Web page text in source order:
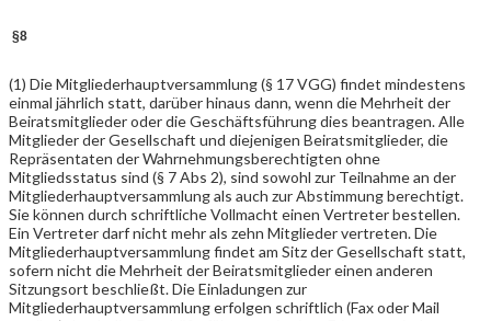
§8
(1) Die Mitgliederhauptversammlung (§ 17 VGG) findet mindestens
einmal jährlich statt, darüber hinaus dann, wenn die Mehrheit der
Beiratsmitglieder oder die Geschäftsführung dies beantragen. Alle
Mitglieder der Gesellschaft und diejenigen Beiratsmitglieder, die
Repräsentaten der Wahrnehmungsberechtigten ohne
Mitgliedsstatus sind (§ 7 Abs 2), sind sowohl zur Teilnahme an der
Mitgliederhauptversammlung als auch zur Abstimmung berechtigt.
Sie können durch schriftliche Vollmacht einen Vertreter bestellen.
Ein Vertreter darf nicht mehr als zehn Mitglieder vertreten. Die
Mitgliederhauptversammlung findet am Sitz der Gesellschaft statt,
sofern nicht die Mehrheit der Beiratsmitglieder einen anderen
Sitzungsort beschließt. Die Einladungen zur
Mitgliederhauptversammlung erfolgen schriftlich (Fax oder Mail